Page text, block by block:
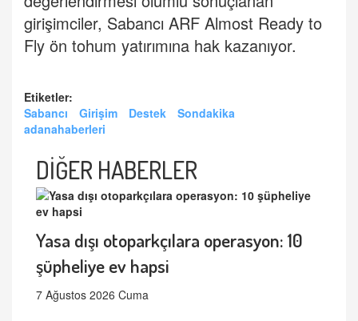
girişimciler, Sabancı ARF Almost Ready to
Fly ön tohum yatırımına hak kazanıyor.
Etiketler:
Sabancı
Girişim Destek
Sondakika
adanahaberleri
DİĞER HABERLER
Yasa dışı otoparkçılara operasyon: 10
şüpheliye ev hapsi
7 Ağustos 2026 Cuma